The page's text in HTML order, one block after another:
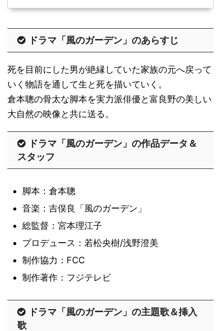
ドラマ「風のガーデン」のあらすじ
死を目前にした男が絶縁していた家族の元へ戻って
いく物語を通して生と死を描いていく。
倉本聰の骨太な脚本を実力派俳優と富良野の美しい
大自然の映像と共に送る。
ドラマ「風のガーデン」の作品データ＆
スタッフ
脚本：倉本聰
音楽：吉俣良「風のガーデン」
総監督：宮本理江子
プロデュース：若松央樹/浅野澄美
制作協力：FCC
制作著作：フジテレビ
ドラマ「風のガーデン」の主題歌＆挿入
歌